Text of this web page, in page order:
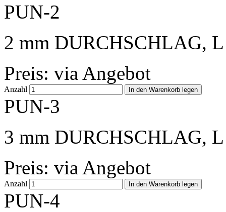
PUN-2
2 mm DURCHSCHLAG,
Preis: via Angebot
Anzahl
PUN-3
3 mm DURCHSCHLAG,
Preis: via Angebot
Anzahl
PUN-4